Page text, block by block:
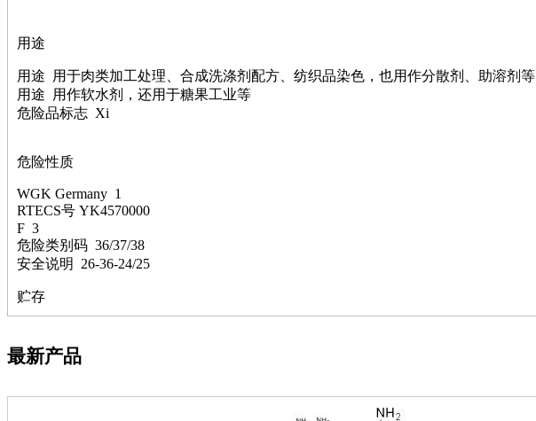
酮
烷
温
肟
钨
烯
锡
锌
溴
盐
吲哚
油
脂
唑
用途
用途 用于肉类加工处理、合成洗涤剂配方、纺织品染色，也用作分散剂、助溶剂等
用途 用作软水剂，还用于糖果工业等
危险品标志 Xi
危险性质
WGK Germany 1
RTECS号 YK4570000
F 3
危险类别码 36/37/38
安全说明 26-36-24/25
贮存
最新产品